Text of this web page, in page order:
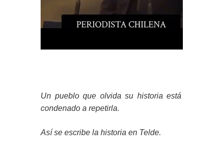
Un pueblo que olvida su historia está
condenado a repetirla.
Así se escribe la historia en Telde.